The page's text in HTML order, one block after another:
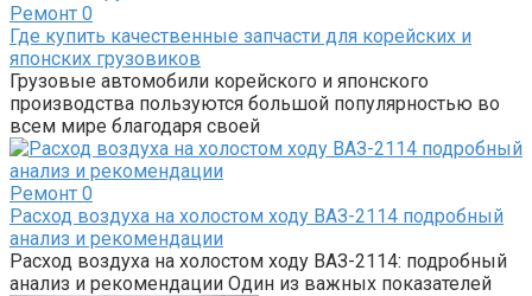
Ремонт 0
Где купить качественные запчасти для корейских и
японских грузовиков
Грузовые автомобили корейского и японского
производства пользуются большой популярностью во
всем мире благодаря своей
Ремонт 0
Расход воздуха на холостом ходу ВАЗ-2114 подробный
анализ и рекомендации
Расход воздуха на холостом ходу ВАЗ-2114: подробный
анализ и рекомендации Один из важных показателей